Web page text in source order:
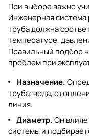
При выборе важно
Инженерная система
труба должна
температуре,
Правильный подбор
проблем при
Назначение.
труба: вода,
линия.
Диаметр.Он
системы и